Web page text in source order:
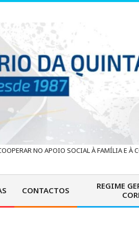
NO APOIO SOCIAL À FAMÍLIA E À
CONTACTOS
REGIME